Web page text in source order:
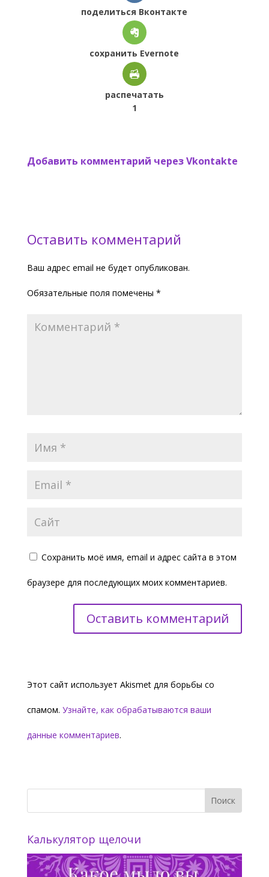
поделиться Вконтакте
сохранить Evernote
распечатать
1
Добавить комментарий через Vkontakte
Оставить комментарий
Ваш адрес email не будет опубликован.
Обязательные поля помечены *
Сохранить моё имя, email и адрес сайта в этом
браузере для последующих моих комментариев.
Этот сайт использует Akismet для борьбы со
спамом. Узнайте, как обрабатываются ваши
данные комментариев.
Калькулятор щелочи